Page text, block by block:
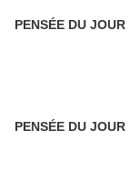
PENSÉE DU JOUR
PENSÉE DU JOUR